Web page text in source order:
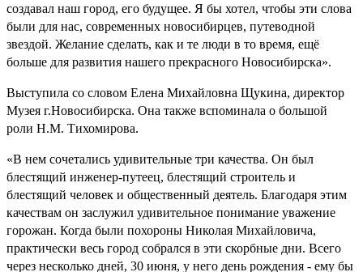
создавал наш город, его будущее. Я бы хотел, чтобы эти слова
были для нас, современных новосибирцев, путеводной
звездой. Желание сделать, как и те люди в то время, ещё
больше для развития нашего прекрасного Новосибирска».
Выступила со словом Елена Михайловна Щукина, директор
Музея г.Новосибирска. Она также вспоминала о большой
роли Н.М. Тихомирова.
«В нем сочетались удивительные три качества. Он был
блестящий инженер-путеец, блестящий строитель и
блестящий человек и общественный деятель. Благодаря этим
качествам он заслужил удивительное понимание уважение
горожан. Когда были похороны Николая Михайловича,
практически весь город собрался в эти скорбные дни. Всего
через несколько дней, 30 июня, у него день рождения - ему бы